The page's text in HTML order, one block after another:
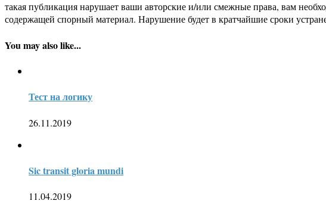
такая публикация нарушает ваши авторские и/или смежные права, вам
содержащей спорный материал. Нарушение будет в кратчайшие сроки
You may also like...
Тест на логику
26.11.2019
Sic transit gloria mundi
11.04.2019